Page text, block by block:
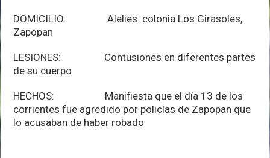
DOMICILIO: Alelies colonia Los Girasoles,
Zapopan
LESIONES: Contusiones en diferentes partes
de su cuerpo
HECHOS: Manifiesta que el día 13 de los
corrientes fue agredido por policías de Zapopan que
lo acusaban de haber robado